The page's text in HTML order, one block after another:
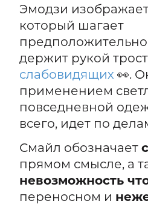
Эмодзи
который шагает
держит рукой
слабовидящих 👀.
применением
повседневной
всего, идет по
Смайл обозначает
прямом смысле, а
невозможность
переносном и